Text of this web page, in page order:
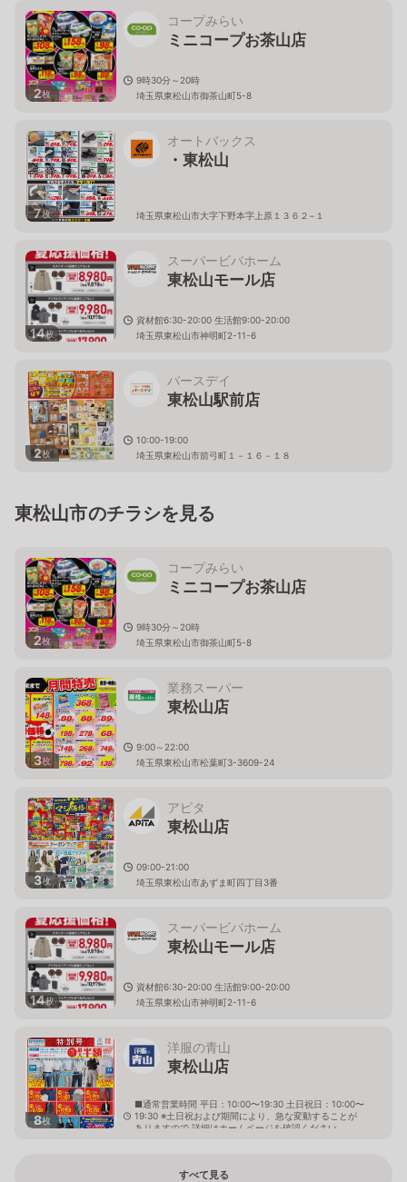
2枚
コープみらい
ミニコープお茶山店
9時30分～20時
埼玉県東松山市御茶山町5-8
7枚
オートバックス
・東松山
埼玉県東松山市大字下野本字上原１３６２−１
14枚
スーパービバホーム
東松山モール店
資材館6:30-20:00 生活館9:00-20:00
埼玉県東松山市神明町2-11-6
2枚
バースデイ
東松山駅前店
10:00-19:00
埼玉県東松山市箭弓町１－１６－１８
東松山市のチラシを見る
2枚
コープみらい
ミニコープお茶山店
9時30分～20時
埼玉県東松山市御茶山町5-8
3枚
業務スーパー
東松山店
9:00～22:00
埼玉県東松山市松葉町3-3609-24
3枚
アピタ
東松山店
09:00-21:00
埼玉県東松山市あずま町四丁目3番
14枚
スーパービバホーム
東松山モール店
資材館6:30-20:00 生活館9:00-20:00
埼玉県東松山市神明町2-11-6
8枚
洋服の青山
東松山店
■通常営業時間 平日：10:00〜19:30 土日祝日：10:00〜
19:30 ※土日祝および期間により、急な変動することが
ありますので 詳細はホームページを確認ください
すべて見る